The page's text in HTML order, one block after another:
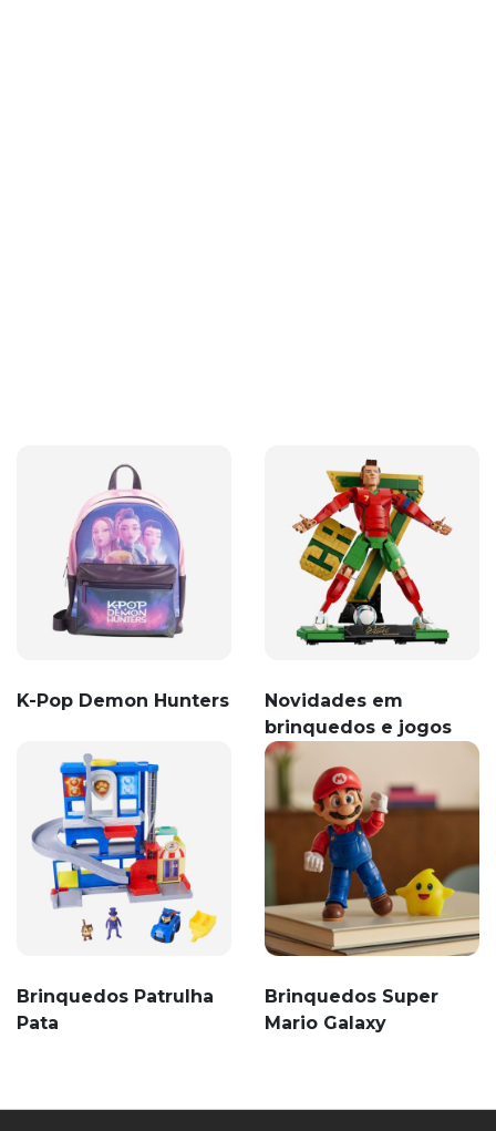
K-Pop Demon Hunters
Novidades em
brinquedos e jogos
Brinquedos Patrulha
Pata
Brinquedos Super
Mario Galaxy